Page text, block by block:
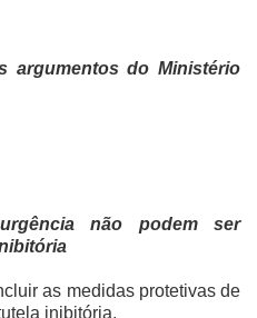
argumentos do Ministério
não podem ser
as medidas protetivas de
inibitória.